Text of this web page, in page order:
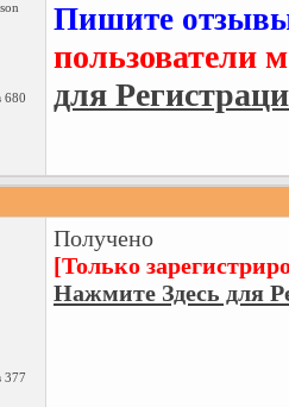
680
Пишите
пользователи
для
377
Получено
[Только
Нажмите Здесь для